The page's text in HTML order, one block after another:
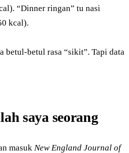
“Dinner ringan” tu nasi
kcal).
betul-betul rasa “sikit”. Tapi data
saya seorang
masuk New England Journal of